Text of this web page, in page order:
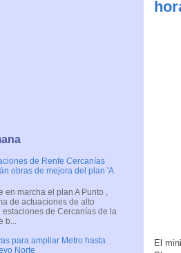
El
de Renfe Cercanías
obras de mejora del plan 'A
en marcha el plan A Punto ,
de actuaciones de alto
estaciones de Cercanías de la
para ampliar Metro hasta
Norte